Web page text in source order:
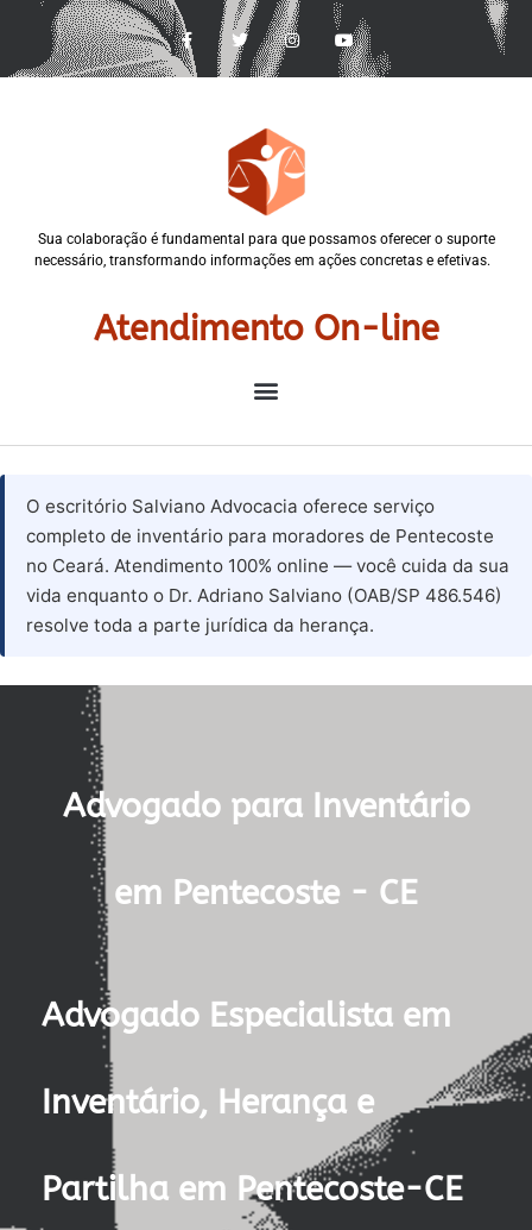
Sua colaboração é fundamental para que possamos oferecer o suporte
necessário, transformando informações em ações concretas e efetivas.
Atendimento On-line
O escritório Salviano Advocacia oferece serviço
completo de inventário para moradores de Pentecoste
no Ceará. Atendimento 100% online — você cuida da sua
vida enquanto o Dr. Adriano Salviano (OAB/SP 486.546)
resolve toda a parte jurídica da herança.
Advogado para Inventário
em Pentecoste - CE
Advogado Especialista em
Inventário, Herança e
Partilha em Pentecoste-CE